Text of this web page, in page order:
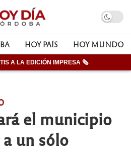
HOY PAÍS HOY MUNDO
A LA EDICIÓN IMPRESA 🗞
el municipio
un sólo